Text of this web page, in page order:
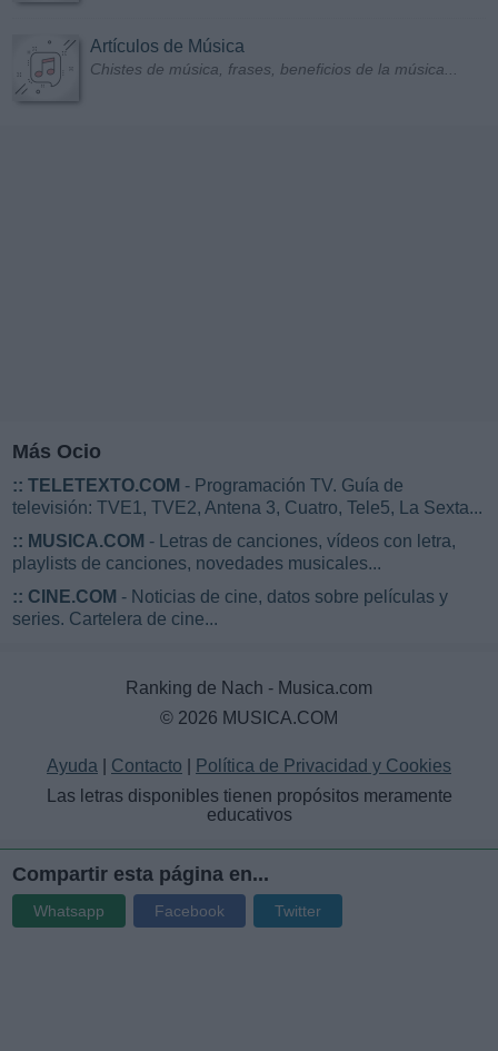
Artículos de Música
Chistes de música, frases, beneficios de la música...
Más Ocio
:: TELETEXTO.COM - Programación TV. Guía de
televisión: TVE1, TVE2, Antena 3, Cuatro, Tele5, La Sexta...
:: MUSICA.COM - Letras de canciones, vídeos con letra,
playlists de canciones, novedades musicales...
:: CINE.COM - Noticias de cine, datos sobre películas y
series. Cartelera de cine...
Ranking de Nach - Musica.com
© 2026 MUSICA.COM
Ayuda Contacto
Política de Privacidad y Cookies
Las letras disponibles tienen propósitos meramente
educativos
Compartir esta página en...
Whatsapp Facebook Twitter